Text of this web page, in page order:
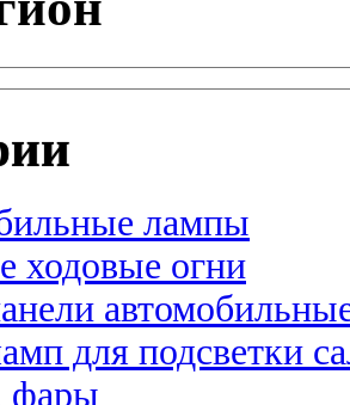
лампы
ходовые огни
для подсветки
фары